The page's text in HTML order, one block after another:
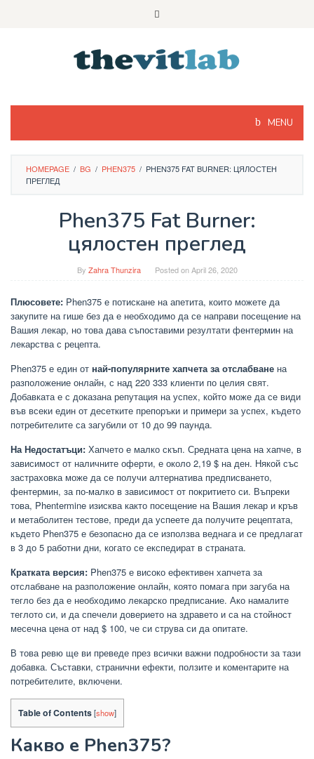
MENU
HOMEPAGE / BG / PHEN375 / PHEN375 FAT BURNER: ЦЯЛОСТЕН
ПРЕГЛЕД
Phen375 Fat Burner:
цялостен преглед
By Zahra Thunzira Posted onApril 26, 2020
Плюсовете: Phen375 е потискане на апетита, които можете да
закупите на гише без да е необходимо да се направи посещение на
Вашия лекар, но това дава съпоставими резултати фентермин на
лекарства с рецепта.
Phen375 е един от най-популярните хапчета за отслабване на
разположение онлайн, с над 220 333 клиенти по целия свят.
Добавката е с доказана репутация на успех, който може да се види
във всеки един от десетките препоръки и примери за успех, където
потребителите са загубили от 10 до 99 паунда.
На Недостатъци: Хапчето е малко скъп. Средната цена на хапче, в
зависимост от наличните оферти, е около 2,19 $ на ден. Някой със
застраховка може да се получи алтернатива предписването,
фентермин, за по-малко в зависимост от покритието си. Въпреки
това, Phentermine изисква както посещение на Вашия лекар и кръв
и метаболитен тестове, преди да успеете да получите рецептата,
където Phen375 е безопасно да се използва веднага и се предлагат
в 3 до 5 работни дни, когато се експедират в страната.
Кратката версия: Phen375 е високо ефективен хапчета за
отслабване на разположение онлайн, която помага при загуба на
тегло без да е необходимо лекарско предписание. Ако намалите
теглото си, и да спечели доверието на здравето и са на стойност
месечна цена от над $ 100, че си струва си да опитате.
В това ревю ще ви преведе през всички важни подробности за тази
добавка. Съставки, странични ефекти, ползите и коментарите на
потребителите, включени.
Table of Contents[show]
Какво е Phen375?